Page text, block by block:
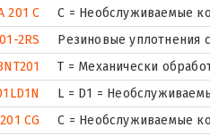
201 C
С = Необслуживаемые
2RS
Резиновые уплотнения
T = Механически
L = D1 =
CG
С = Необслуживаемые